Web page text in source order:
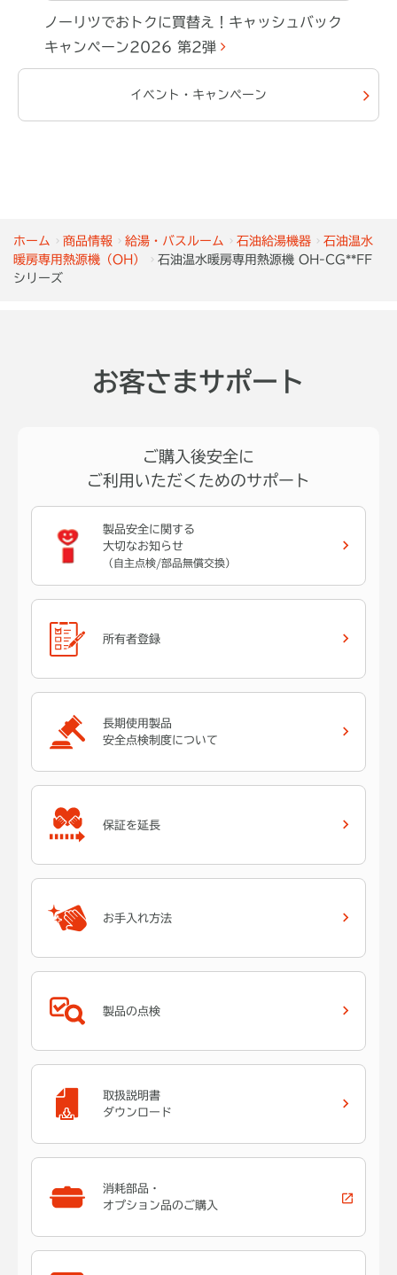
ホーム 商品情報 給湯・バスルーム 石油給湯機器
石油温水
暖房専用熱源機（OH）
石油温水暖房専用熱源機 OH-CG**FF
シリーズ
ノーリツでおトクに買替え！キャッシュバック
キャンペーン2026 第2弾
イベント・キャンペーン
お客さまサポート
ご購入後安全に
ご利用いただくためのサポート
製品安全に関する
大切なお知らせ
（自主点検/部品無償交換）
所有者登録
長期使用製品
安全点検制度について
保証を延長
お手入れ方法
製品の点検
取扱説明書
ダウンロード
消耗部品・
オプション品のご購入